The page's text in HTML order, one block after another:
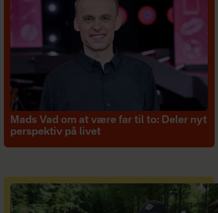
Mads Vad om at være far til to: Deler nyt
perspektiv på livet